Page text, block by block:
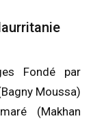
Fondé par
Moussa)
(Makhan